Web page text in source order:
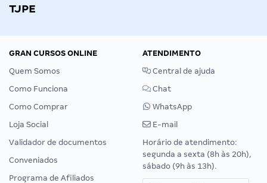
TJPE
GRAN CURSOS ONLINE
Quem Somos
Como Funciona
Como Comprar
Loja Social
Validador de documentos
Conveniados
Programa de Afiliados
ATENDIMENTO
Central de ajuda
Chat
WhatsApp
E-mail
Horário de atendimento:
segunda a sexta (8h às 20h),
sábado (9h às 13h).